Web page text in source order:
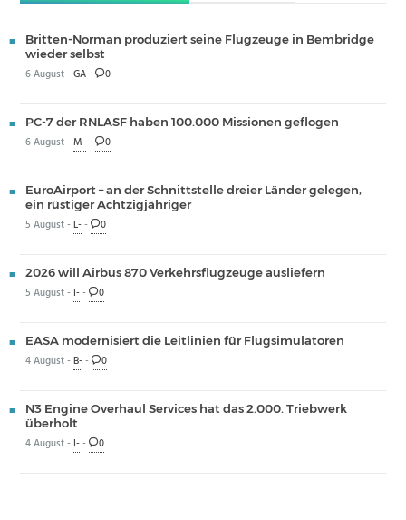
Britten-Norman produziert seine Flugzeuge in Bembridge
wieder selbst
6 August -GA- 0
PC-7 der RNLASF haben 100.000 Missionen geflogen
6 August -M-- 0
EuroAirport – an der Schnittstelle dreier Länder gelegen,
ein rüstiger Achtzigjähriger
5 August -L-- 0
2026 will Airbus 870 Verkehrsflugzeuge ausliefern
5 August - I-- 0
EASA modernisiert die Leitlinien für Flugsimulatoren
4 August -B-- 0
N3 Engine Overhaul Services hat das 2.000. Triebwerk
überholt
4 August - I-- 0